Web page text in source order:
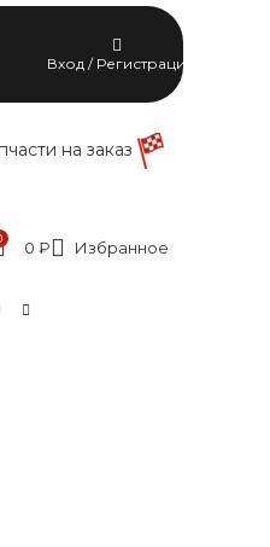
Вход / Регистрация
на заказ
0 ₽ Избранное